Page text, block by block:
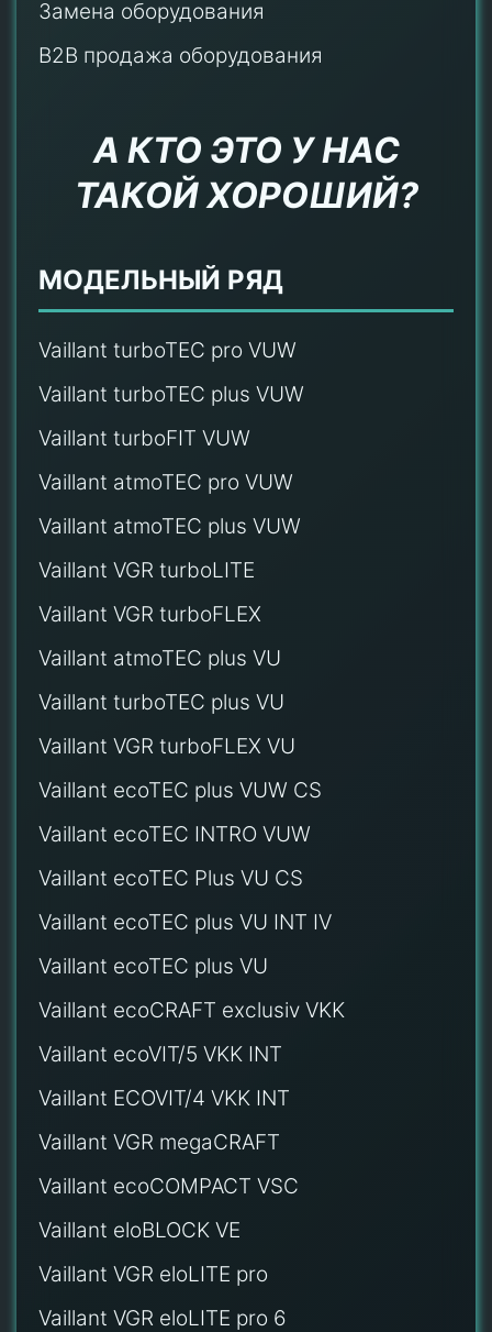
Замена оборудования
B2B продажа оборудования
А КТО ЭТО У НАС
ТАКОЙ ХОРОШИЙ?
МОДЕЛЬНЫЙ РЯД
Vaillant turboTEC pro VUW
Vaillant turboTEC plus VUW
Vaillant turboFIT VUW
Vaillant atmoTEC pro VUW
Vaillant atmoTEC plus VUW
Vaillant VGR turboLITE
Vaillant VGR turboFLEX
Vaillant atmoTEC plus VU
Vaillant turboTEC plus VU
Vaillant VGR turboFLEX VU
Vaillant ecoTEC plus VUW CS
Vaillant ecoTEC INTRO VUW
Vaillant ecoTEC Plus VU CS
Vaillant ecoTEC plus VU INT IV
Vaillant ecoTEC plus VU
Vaillant ecoCRAFT exclusiv VKK
Vaillant ecoVIT/5 VKK INT
Vaillant ECOVIT/4 VKK INT
Vaillant VGR megaCRAFT
Vaillant ecoCOMPACT VSC
Vaillant eloBLOCK VE
Vaillant VGR eloLITE pro
Vaillant VGR eloLITE pro 6